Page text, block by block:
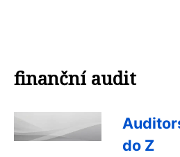
finanční audit
do Z